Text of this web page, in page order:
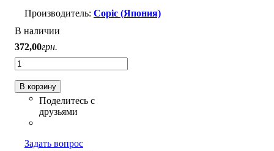
Copic (Япония)
В наличии
372,00грн.
В корзину
Задать вопрос